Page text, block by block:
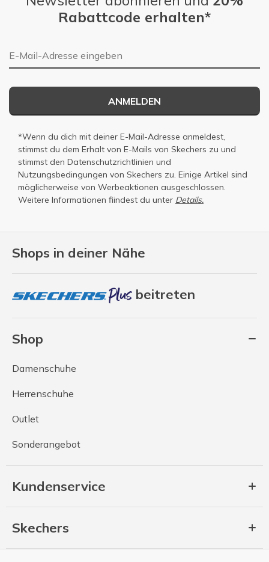
Shops in deiner Nähe
beitreten
Shop
Damenschuhe
Herrenschuhe
Outlet
Sonderangebot
Kundenservice
Skechers
Rabattcode erhalten*
E-Mail-Adresse
ANMELDEN
*Wenn du dich mit deiner E-Mail-Adresse anmeldest,
stimmst du dem Erhalt von E-Mails von Skechers zu und
stimmst den Datenschutzrichtlinien und
Nutzungsbedingungen von Skechers zu. Einige Artikel sind
möglicherweise von Werbeaktionen ausgeschlossen.
Weitere Informationen fiindest du unter Details.